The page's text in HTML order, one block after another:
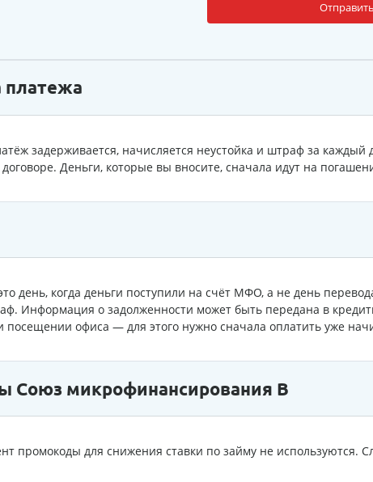
Отправить
платежа
задерживается, начисляется неустойка и штраф за
Деньги, которые вы вносите, сначала идут на
день, когда деньги поступили на счёт МФО, а не день
Информация о задолженности может быть передана в
посещении офиса — для этого нужно сначала оплатить уже
Союз микрофинансирования В
промокоды для снижения ставки по займу не